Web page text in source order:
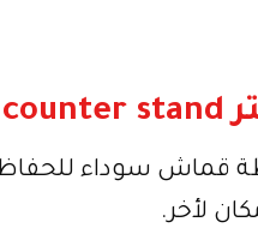
قماش سوداء للحفاظ
لأخر.